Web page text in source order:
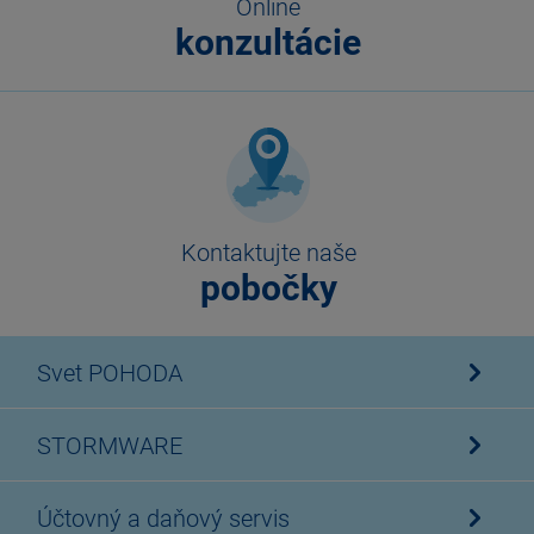
Online
konzultácie
Kontaktujte naše
pobočky
Svet POHODA
STORMWARE
Účtovný a daňový servis